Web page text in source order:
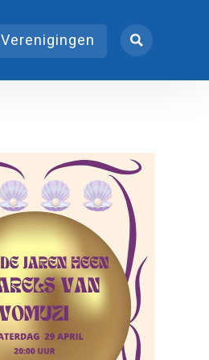
Verenigingen